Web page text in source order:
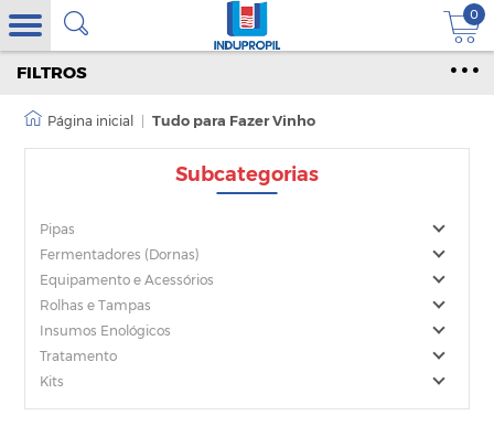
0
Tudo para Fazer Vinho
Subcategorias
Pipas
Fermentadores (Dornas)
Equipamento e Acessórios
Rolhas e Tampas
Insumos Enológicos
Tratamento
Kits
FILTROS